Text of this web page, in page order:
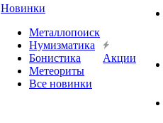
Новинки
Металлопоиск
Нумизматика
Бонистика
Метеориты
Все новинки
Акции